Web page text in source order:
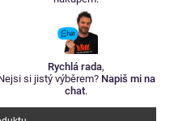
Rychlá rada,
si jistý výběrem? Napiš mi na
chat.